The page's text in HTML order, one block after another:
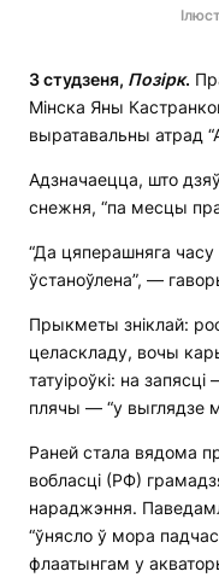
3 студзеня, Позірк.
Мінска Яны
выратавальны атрад
Адзначаецца, што
снежня, “па месцы
“Да цяперашняга
ўстаноўлена”, —
Прыкметы зніклай:
целаскладу, вочы
татуіроўкі: на
плячы — “у выглядзе
Раней стала вядома
вобласці (РФ)
нараджэння.
“ўнясло ў мора
флаатынгам у